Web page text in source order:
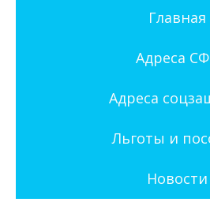
Главная
Адреса
Адреса
Льготы и
Новости